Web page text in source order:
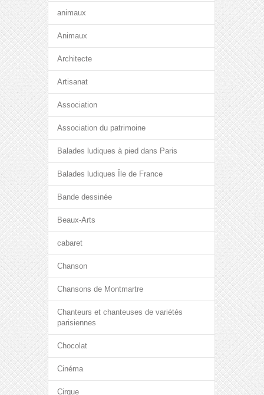
animaux
Animaux
Architecte
Artisanat
Association
Association du patrimoine
Balades ludiques à pied dans Paris
Balades ludiques Île de France
Bande dessinée
Beaux-Arts
cabaret
Chanson
Chansons de Montmartre
Chanteurs et chanteuses de variétés
parisiennes
Chocolat
Cinéma
Cirque